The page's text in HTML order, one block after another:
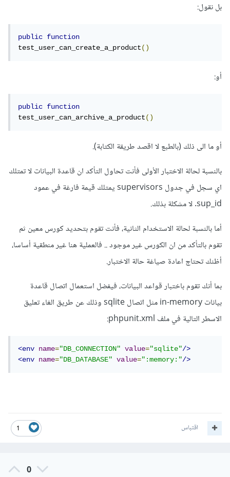
بل نقول:
public
function
test_user_can_create_a_product()
أو:
public
function
test_user_can_archive_a_product()
أو ما الى ذلك (بالطبع لا اقصد طريقة الكتابة).
بالنسبة لحالة الاختبار الأولى فأنت تحاول التأكد ان قاعدة البيانات لا تمتلك
اي سجل في جدول supervisors يمتلك قيمة فارغة في عمود
sup_id. لا مشكلة بذلك.
أما بالنسبة لحالة الاستخدام الثانية، فأنت تقوم بتحديد كورس معين ثم
تقوم بالتأكد من ان الكورس غير موجود .. فالعملية هنا غير منطقية أساسا،
أظنك تحتاج اعادة صياغة حالة الاختبار.
بما أنك تقوم باختبار قواعد البيانات، فيفضل استعمال اتصال قاعدة
بيانات in-memory مثل اتصال sqlite وذلك عن طريق الغاء تعليق
الاسطر التالية في ملف phpunit.xml:
<env name="DB_CONNECTION" value="sqlite"/>
<env
name="DB_DATABASE" value=":memory:"/>
1 اقتباس
0